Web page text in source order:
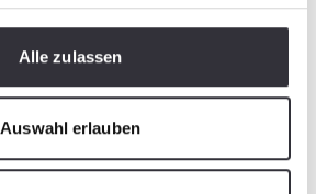
Alle zulassen
Auswahl erlauben